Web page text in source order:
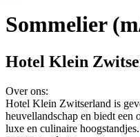
Sommelier
Hotel Klein
Over ons:
Hotel Klein Zwitserland is
heuvellandschap en biedt een
luxe en culinaire